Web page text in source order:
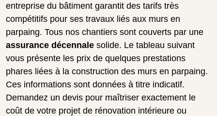
entreprise du bâtiment garantit des tarifs très
compétitifs pour ses travaux liés aux murs en
parpaing. Tous nos chantiers sont couverts par une
assurance décennale solide. Le tableau suivant
vous présente les prix de quelques prestations
phares liées à la construction des murs en parpaing.
Ces informations sont données à titre indicatif.
Demandez un devis pour maîtriser exactement le
coût de votre projet de rénovation intérieure ou